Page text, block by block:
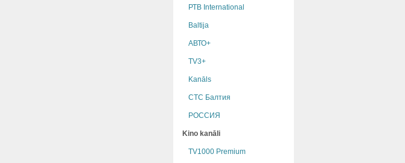
РТB International
Baltija
АВТО+
TV3+
Kanāls
СТС Балтия
РОССИЯ
Kino kanāli
TV1000 Premium